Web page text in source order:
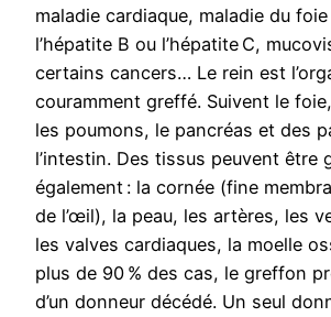
maladie cardiaque, maladie du
l’hépatite B ou l’hépatite C,
certains cancers… Le rein est
couramment greffé. Suivent le
les poumons, le pancréas et des
l’intestin. Des tissus peuvent être
également : la cornée (fine
de l’œil), la peau, les artères, les
les valves cardiaques, la moelle
plus de 90 % des cas, le greffon
d’un donneur décédé. Un seul